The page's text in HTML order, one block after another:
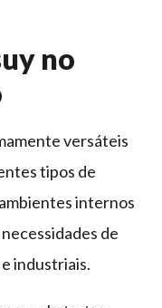
no
versáteis
tipos de
internos
de
industriais.